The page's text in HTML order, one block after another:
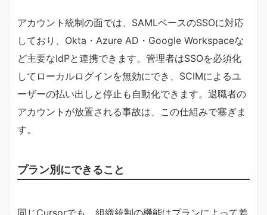
アカウント統制の面では、SAMLベースのSSOに対応
しており、Okta・Azure AD・Google Workspaceな
ど主要なIdPと連携できます。管理者はSSOを必須化
してローカルログインを無効にでき、SCIMによるユ
ーザーの払い出しと停止も自動化できます。退職者の
アカウントが放置される事故は、この仕組みで塞ぎま
す。
プラン別にできること
同じCursorでも、組織統制の機能はプランによって差